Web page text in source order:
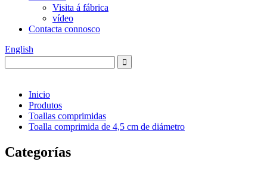
Visita á fábrica
vídeo
Contacta connosco
English
Inicio
Produtos
Toallas comprimidas
Toalla comprimida de 4,5 cm de diámetro
Categorías